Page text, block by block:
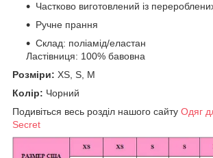
Частково виготовлений із
Ручне прання
Склад: поліамід/еластан
Ластівниця: 100% бавовна
Розміри: XS, S, М
Колір: Чорний
Подивіться весь розділ нашого сайту Одяг
Secret